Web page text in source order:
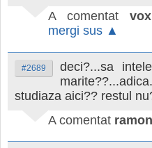
A comentat
mergi sus ▲
#2689
deci?...sa
studiaza aici?? restul
A comentat ramon